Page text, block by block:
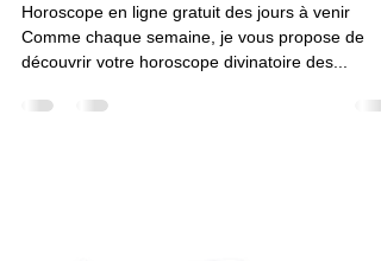
Horoscope de la semaine du 23
au 29 juin 2025
Horoscope en ligne gratuit des jours à venir